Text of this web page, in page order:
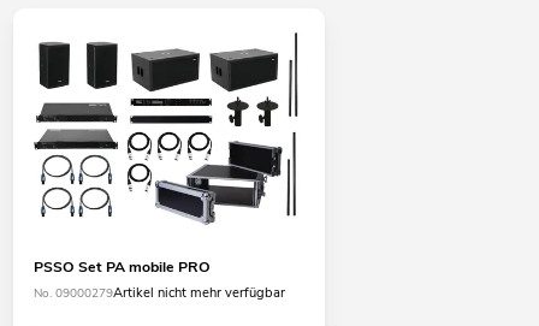
PSSO Set PA mobile PRO
No. 09000279Artikel nicht mehr verfügbar